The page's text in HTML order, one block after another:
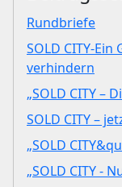
Rundbriefe
SOLD CITY-
verhindern
„SOLD CITY –
SOLD CITY –
„SOLD
„SOLD CITY -